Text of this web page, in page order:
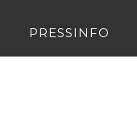
PRESSINFO